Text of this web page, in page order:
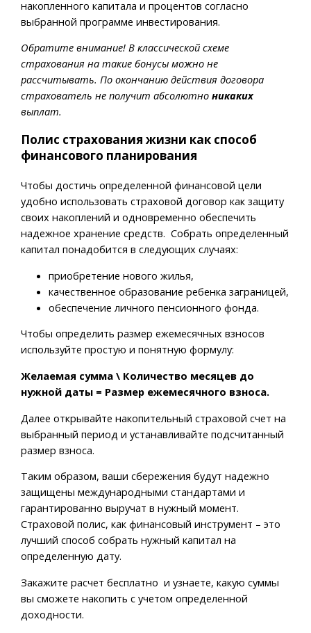
накопленного капитала и процентов согласно
выбранной программе инвестирования.
Обратите внимание! В классической схеме
страхования на такие бонусы можно не
рассчитывать. По окончанию действия договора
страхователь не получит абсолютно никаких
выплат.
Полис страхования жизни как способ
финансового планирования
Чтобы достичь определенной финансовой цели
удобно использовать страховой договор как защиту
своих накоплений и одновременно обеспечить
надежное хранение средств. Собрать определенный
капитал понадобится в следующих случаях:
приобретение нового жилья,
качественное образование ребенка заграницей,
обеспечение личного пенсионного фонда.
Чтобы определить размер ежемесячных взносов
используйте простую и понятную формулу:
Желаемая сумма \ Количество месяцев до
нужной даты = Размер ежемесячного взноса.
Далее открывайте накопительный страховой счет на
выбранный период и устанавливайте подсчитанный
размер взноса.
Таким образом, ваши сбережения будут надежно
защищены международными стандартами и
гарантированно выручат в нужный момент.
Страховой полис, как финансовый инструмент – это
лучший способ собрать нужный капитал на
определенную дату.
Закажите расчет бесплатно и узнаете, какую суммы
вы сможете накопить с учетом определенной
доходности.